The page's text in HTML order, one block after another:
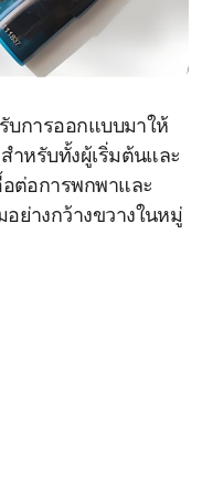
บการออกแบบมาให้
ำหรับทั้งผู้เริ่มต้นและ
ต่อการพกพาและ
ย่างกว้างขวางในหมู่